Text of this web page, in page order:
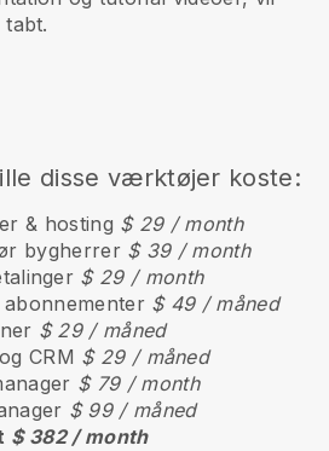
disse værktøjer koste:
& hosting $ 29 / month
bygherrer $ 39 / month
$ 29 / month
abonnementer $ 49 / måned
$ 29 / måned
CRM $ 29 / måned
$ 79 / month
$ 99 / måned
$ 382 / month